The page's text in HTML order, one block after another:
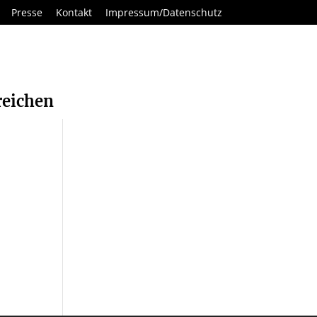
Presse Kontakt Impressum/Datenschutz